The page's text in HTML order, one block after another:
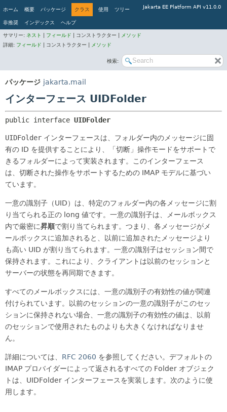
Jakarta EE Platform API v11.0.0
ホーム 概要 パッケージ クラス 使用 ツリー
非推奨 インデックス ヘルプ
サマリー: ネスト フィールド コンストラクター |
メソッド
詳細: フィールド コンストラクター | メソッド
検索:
パッケージ jakarta.mail
インターフェース UIDFolder
public interface UIDFolder
UIDFolder インターフェースは、フォルダー内のメッセージに固
有の ID を提供することにより、「切断」操作モードをサポートで
きるフォルダーによって実装されます。このインターフェース
は、切断された操作をサポートするための IMAP モデルに基づい
ています。
一意の識別子（UID）は、特定のフォルダー内の各メッセージに割
り当てられる正の long 値です。一意の識別子は、メールボックス
内で厳密に昇順で割り当てられます。つまり、各メッセージがメ
ールボックスに追加されると、以前に追加されたメッセージより
も高い UID が割り当てられます。一意の識別子はセッション間で
保持されます。これにより、クライアントは以前のセッションと
サーバーの状態を再同期できます。
すべてのメールボックスには、一意の識別子の有効性の値が関連
付けられています。以前のセッションの一意の識別子がこのセッ
ションに保持されない場合、一意の識別子の有効性の値は、以前
のセッションで使用されたものよりも大きくなければなりませ
ん。
詳細については、 RFC 2060 を参照してください。デフォルトの
IMAP プロバイダーによって返されるすべての Folder オブジェク
トは、UIDFolder インターフェースを実装します。次のように使
用します。